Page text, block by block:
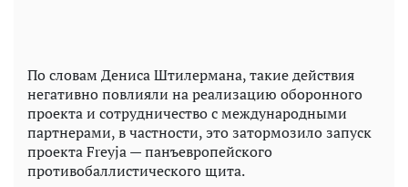
По словам Дениса Штилермана, такие действия
негативно повлияли на реализацию оборонного
проекта и сотрудничество с международными
партнерами, в частности, это затормозило запуск
проекта Freyja — панъевропейского
противобаллистического щита.